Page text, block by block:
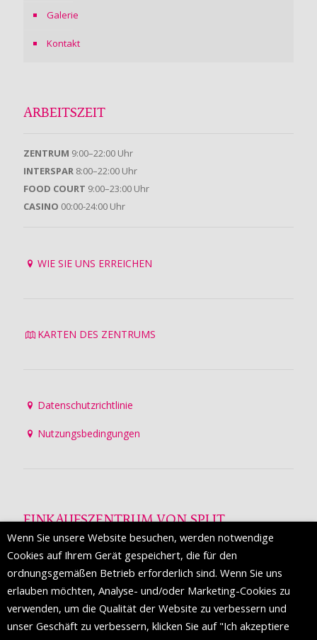
Galerie
Kontakt
ARBEITSZEIT
ZENTRUM 9:00–22:00 Uhr
INTERSPAR 8:00–22:00 Uhr
FOOD COURT 9:00–23:00 Uhr
CASINO 00:00-24:00 Uhr
WIE SIE UNS ERREICHEN
KARTEN DES ZENTRUMS
Datenschutzrichtlinie
Nutzungsbedingungen
EINKAUFSZENTRUM VON SPLIT
Die Mall of Split
ist ein prestigeträchtiges Einkaufsziel mit
etwa 200 Einzelhandelsmarken und einer Reihe von
Weltmodemarken, die zum ersten Mal in Split erscheinen.
FOLGEN SIE UNS
Wenn Sie unsere Website besuchen, werden notwendige
Cookies auf Ihrem Gerät gespeichert, die für den
ordnungsgemäßen Betrieb erforderlich sind. Wenn Sie uns
erlauben möchten, Analyse- und/oder Marketing-Cookies zu
verwenden, um die Qualität der Website zu verbessern und
unser Geschäft zu verbessern, klicken Sie auf "Ich akzeptiere